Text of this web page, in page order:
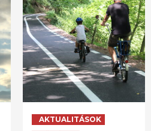
AKTUALITÁSOK